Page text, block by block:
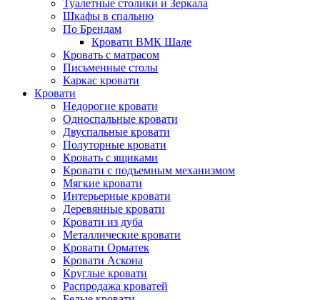
Туалетные столики и Зеркала
Шкафы в спальню
По Брендам
Кровати ВМК Шале
Кровать с матрасом
Письменные столы
Каркас кровати
Кровати
Недорогие кровати
Односпальные кровати
Двуспальные кровати
Полуторные кровати
Кровать с ящиками
Кровати с подъемным механизмом
Мягкие кровати
Интерьерные кровати
Деревянные кровати
Кровати из дуба
Металлические кровати
Кровати Орматек
Кровати Аскона
Круглые кровати
Распродажа кроватей